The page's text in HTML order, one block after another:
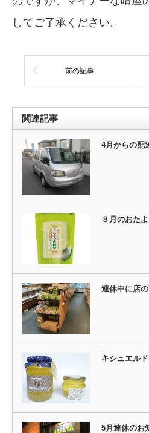
してご了承ください。
前の記事
関連記事
4月からの配
３月のおた
連休中に店
キシュエル
5月連休のお